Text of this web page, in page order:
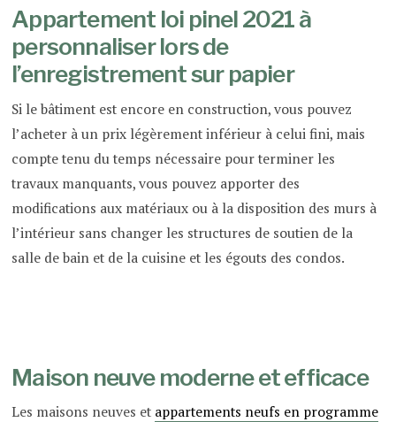
Appartement loi pinel 2021 à
personnaliser lors de
l’enregistrement sur papier
Si le bâtiment est encore en construction, vous pouvez
l’acheter à un prix légèrement inférieur à celui fini, mais
compte tenu du temps nécessaire pour terminer les
travaux manquants, vous pouvez apporter des
modifications aux matériaux ou à la disposition des murs à
l’intérieur sans changer les structures de soutien de la
salle de bain et de la cuisine et les égouts des condos.
Maison neuve moderne et efficace
Les maisons neuves et appartements neufs en programme